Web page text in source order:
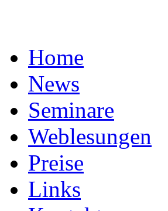
Home
News
Seminare
Weblesungen
Preise
Links